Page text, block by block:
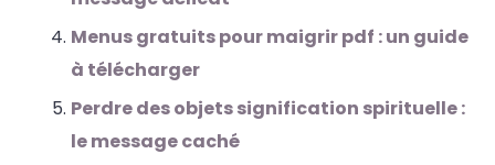
Menus gratuits pour maigrir pdf : un guide
à télécharger
Perdre des objets signification spirituelle :
le message caché